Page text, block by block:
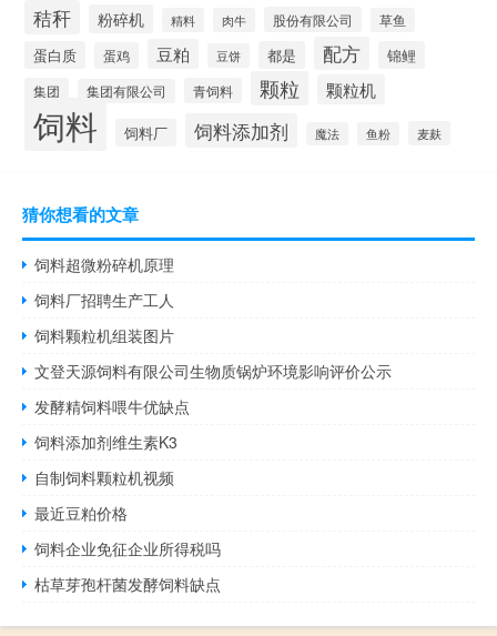
秸秆 粉碎机 精料 肉牛 股份有限公司 草鱼
蛋白质 蛋鸡 豆粕 豆饼 都是 配方 锦鲤
集团 集团有限公司 青饲料 颗粒 颗粒机
饲料 饲料厂 饲料添加剂 魔法 鱼粉 麦麸
猜你想看的文章
饲料超微粉碎机原理
饲料厂招聘生产工人
饲料颗粒机组装图片
文登天源饲料有限公司生物质锅炉环境影响评价公示
发酵精饲料喂牛优缺点
饲料添加剂维生素K3
自制饲料颗粒机视频
最近豆粕价格
饲料企业免征企业所得税吗
枯草芽孢杆菌发酵饲料缺点